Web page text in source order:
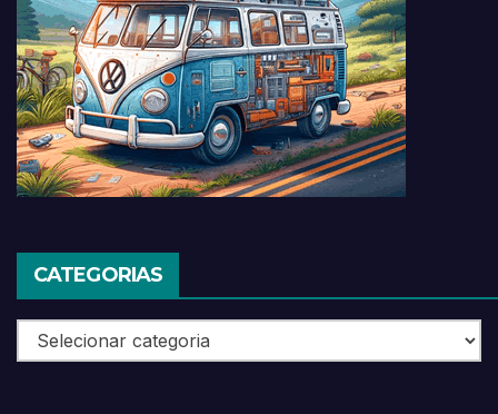
CATEGORIAS
Categorias